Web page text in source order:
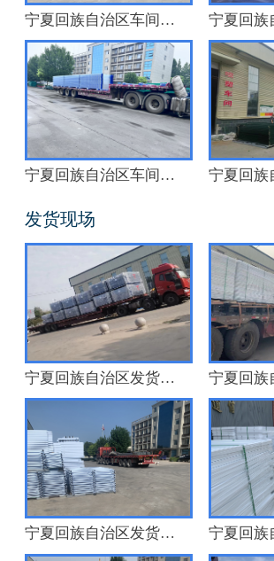
宁夏回族自治区车间厂房
宁夏回族自治区车间厂房
发货现场
宁夏回族自治区发货现场
宁夏回族自治区发货现场